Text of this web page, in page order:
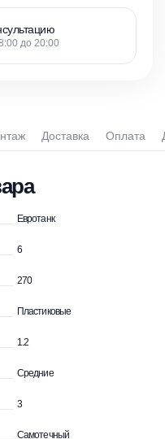
до 20:00
Доставка Оплата
Евротанк
6
270
Пластиковые
1.2
Средние
3
Самотечный